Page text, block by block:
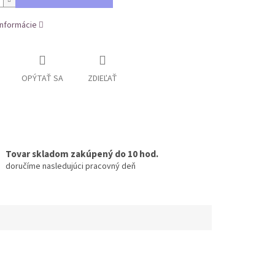
OPÝTAŤ SA ZDIEĽAŤ
Tovar skladom zakúpený do 10 hod.
doručíme nasledujúci pracovný deň